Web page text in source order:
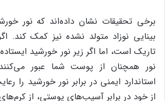
برخی تحقیقات نشان داده‌اند که نور
بینایی نوزاد متولد نشده نیز کمک
تاریک است، اما اگر زیر نور خورشید
نور همچنان از پوست شما عبور
استاندارد ایمنی در برابر نور خورشید را
از خود در برابر آسیب‌های پوستی، از